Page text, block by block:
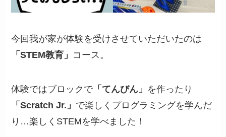
今回我が家が体験を受けさせていただいたのは
「STEM教育」 コース。
体験ではブロックで「てんびん」 を作ったり
「Scratch Jr.」 で楽しくプログラミングを学んだ
り…楽しくSTEMを学べました！